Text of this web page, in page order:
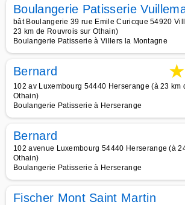
Boulangerie Patisserie
bât Boulangerie 39 rue Emile Curicque 54920
23 km de Rouvrois sur Othain)
Boulangerie Patisserie à Villers la Montagne
Bernard ★
102 av Luxembourg 54440 Herserange (à 23 km
Othain)
Boulangerie Patisserie à Herserange
Bernard
102 avenue Luxembourg 54440 Herserange (à
Othain)
Boulangerie Patisserie à Herserange
Fischer Mont Saint Martin